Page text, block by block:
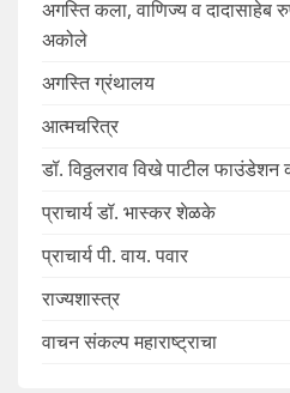
अगस्ति कला, वाणिज्य व दादासाहेब
अकोले
अगस्ति ग्रंथालय
आत्मचरित्र
डॉ. विठ्ठलराव विखे पाटील
प्राचार्य डॉ. भास्कर शेळके
प्राचार्य पी. वाय. पवार
राज्यशास्त्र
वाचन संकल्प महाराष्ट्राचा